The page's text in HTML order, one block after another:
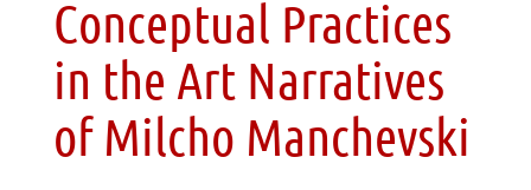
Conceptual Practices
in the Art Narratives
of Milcho Manchevski